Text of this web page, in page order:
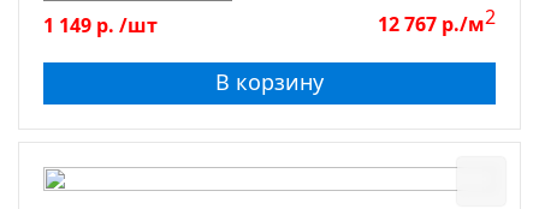
1 149 р. /шт 12 767 р./м2
В корзину